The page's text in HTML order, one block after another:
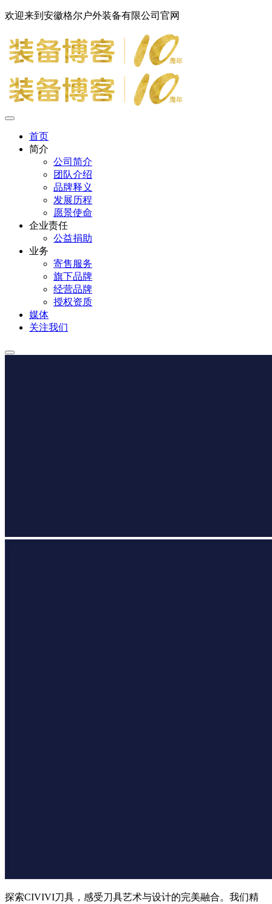
欢迎来到安徽格尔户外装备有限公司官网
首页
简介
公司简介
团队介绍
品牌释义
发展历程
愿景使命
企业责任
公益捐助
业务
寄售服务
旗下品牌
经营品牌
授权资质
媒体
关注我们
探索CIVIVI刀具，感受刀具艺术与设计的完美融合。我们精